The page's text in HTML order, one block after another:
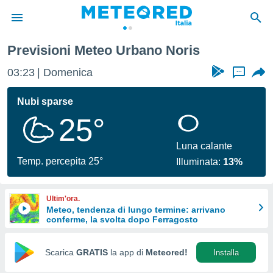
di
per
le
di
Web
Previsioni Meteo Urbano Noris
03:23 Domenica ...
Nubi sparse
25°
Temp. percepita 25°
Luna calante
Illuminata: 13%
Ultim'ora.
Meteo, tendenza di lungo termine: arrivano
conferme, la svolta dopo Ferragosto
Scarica GRATIS la app di Meteored! Installa